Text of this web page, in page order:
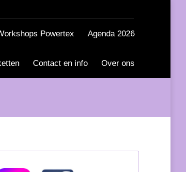
Powertex Agenda 2026
Contact en info Over ons